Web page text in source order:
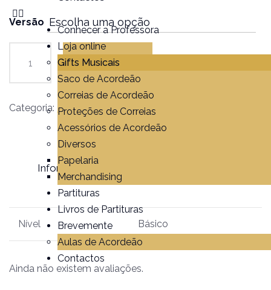
Conhecer a Professora
Loja online
Gifts Musicais
Saco de Acordeão
Correias de Acordeão
Proteções de Correias
Acessórios de Acordeão
Diversos
Papelaria
Merchandising
Partituras
Livros de Partituras
Brevemente
Aulas de Acordeão
Contactos
Versão
Adicionar
Categoria: Partituras
Informação adicional
Nível Básico
Ainda não existem avaliações.